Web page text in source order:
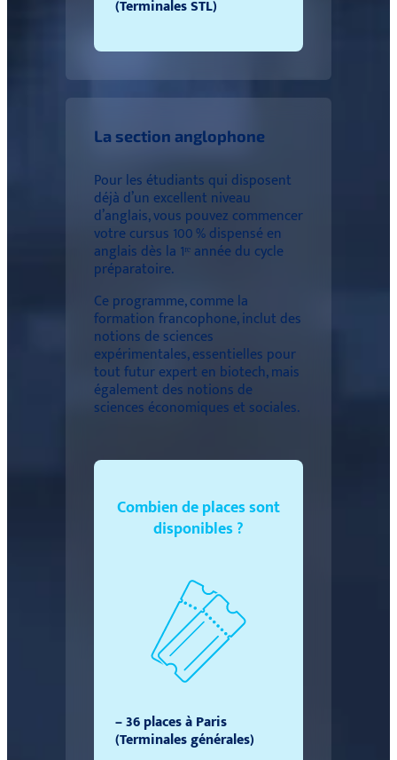
(Terminales STL)
La section anglophone
Pour les étudiants qui disposent
déjà d’un excellent niveau
d’anglais, vous pouvez commencer
votre cursus 100 % dispensé en
anglais dès la 1ʳᵉ année du cycle
préparatoire.
Ce programme, comme la
formation francophone, inclut des
notions de sciences
expérimentales, essentielles pour
tout futur expert en biotech, mais
également des notions de
sciences économiques et sociales.
Combien de places sont
disponibles ?
– 36 places à Paris
(Terminales générales)